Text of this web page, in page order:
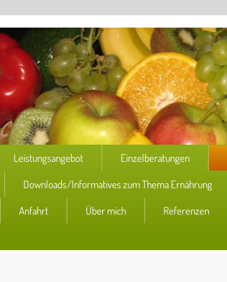
Leistungsangebot Einzelberatungen
Downloads/Informatives zum Thema Ernährung
Anfahrt Über mich Referenzen